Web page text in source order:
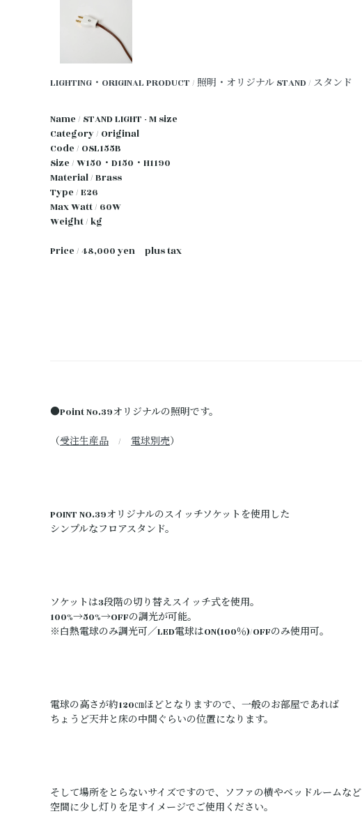
LIGHTING・ORIGINAL PRODUCT / 照明・オリジナル STAND / スタンド
Name / STAND LIGHT - M size
Category / Original
Code / OSL155B
Size / W150・D150・H1190
Material / Brass
Type / E26
Max Watt / 60W
Weight / kg
Price / 48,000 yen plus tax
●Point No.39オリジナルの照明です。
（受注生産品 / 電球別売）
POINT NO.39オリジナルのスイッチソケットを使用した
シンプルなフロアスタンド。
ソケットは3段階の切り替えスイッチ式を使用。
100%→50%→OFFの調光が可能。
※白熱電球のみ調光可／LED電球はON(100％)/OFFのみ使用可。
電球の高さが約120㎝ほどとなりますので、一般のお部屋であれば
ちょうど天井と床の中間ぐらいの位置になります。
そして場所をとらないサイズですので、ソファの横やベッドルームなど
空間に少し灯りを足すイメージでご使用ください。